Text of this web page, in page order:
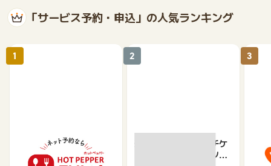
「サービス予約・申込」の人気ランキング
【ホットペッパーグル
メ】レストラン予約
1
遊び予約／レジャーチケ
ット購入サイト「アソビ
2 3